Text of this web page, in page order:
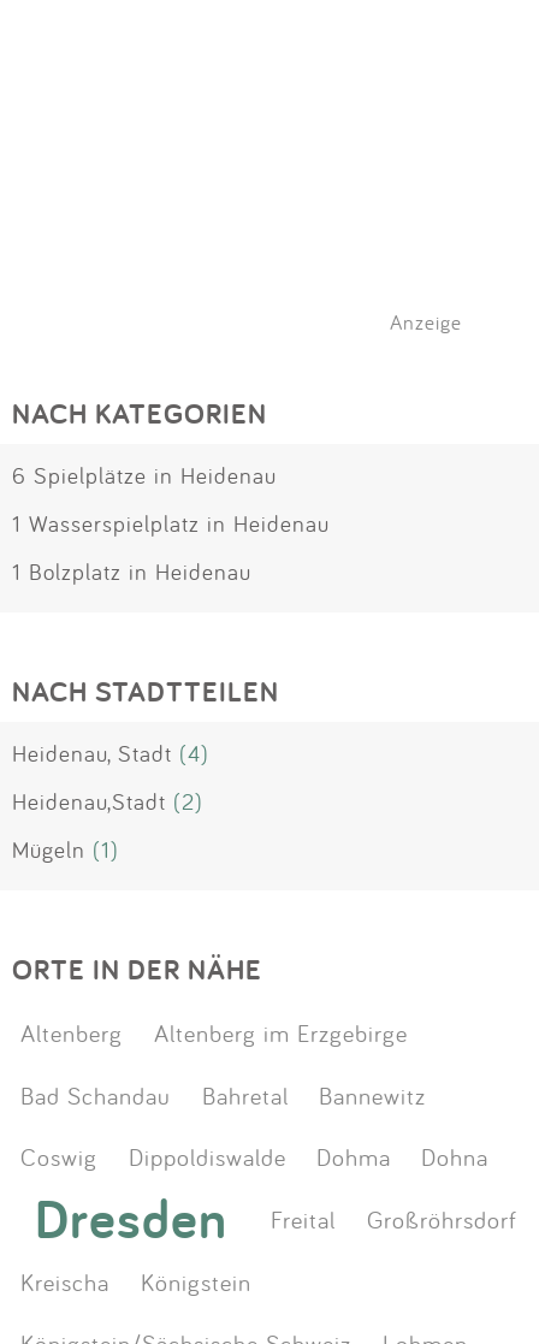
Anzeige
NACH KATEGORIEN
6 Spielplätze in Heidenau
1 Wasserspielplatz in Heidenau
1 Bolzplatz in Heidenau
NACH STADTTEILEN
Heidenau, Stadt (4)
Heidenau,Stadt (2)
Mügeln (1)
ORTE IN DER NÄHE
Altenberg
Altenberg im Erzgebirge
Bad Schandau
Bahretal
Bannewitz
Coswig
Dippoldiswalde Dohma Dohna
Dresden Freital
Großröhrsdorf
Kreischa
Königstein